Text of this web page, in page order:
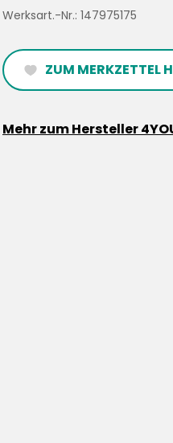
Werksart.-Nr.: 147975175
heartFilled ZUM MERKZETTEL
Mehr zum Hersteller